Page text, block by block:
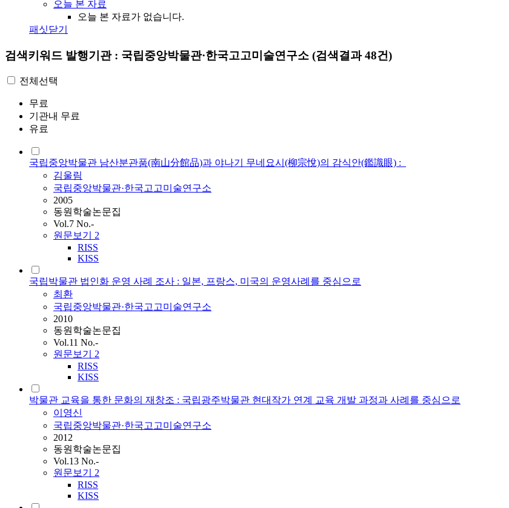
오늘 본 자료
오늘 본 자료가 없습니다.
패싯닫기
검색키워드 발행기관 : 국립중앙박물관·한국고고미술연구소 (검색결과 48건)
전체선택
무료
기관내 무료
유료
국립중앙박물관 남산분관품(南山分館品)과 야나기 무네요시(柳宗悅)의 감식안(鑑識眼) :
김울림
국립중앙박물관·한국고고미술연구소
2005
동원학술논문집
Vol.7 No.-
원문보기 2
RISS
KISS
국립박물관 법인화 운영 사례 조사 : 일본, 프랑스, 미국의 운영사례를 중심으로
최환
국립중앙박물관·한국고고미술연구소
2010
동원학술논문집
Vol.11 No.-
원문보기 2
RISS
KISS
박물관 교육을 통한 문화의 재창조 : 국립광주박물관 현대작가 연계 교육 개발 과정과 사례를 중심으로
이영신
국립중앙박물관·한국고고미술연구소
2012
동원학술논문집
Vol.13 No.-
원문보기 2
RISS
KISS